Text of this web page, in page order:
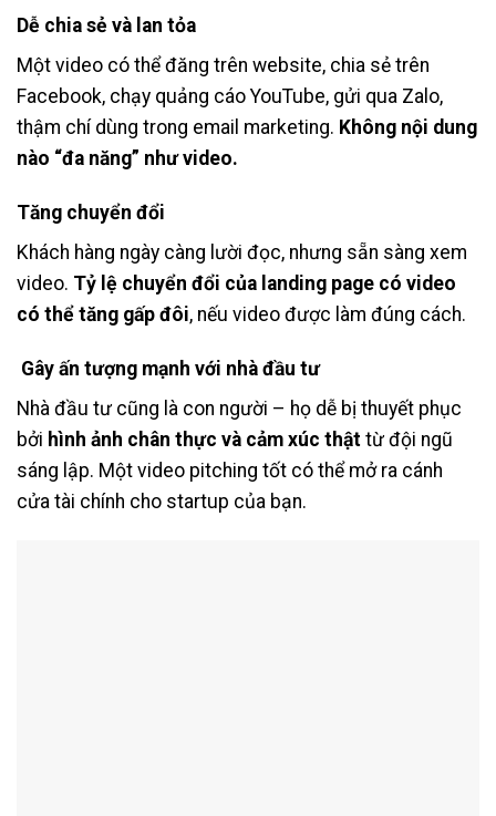
Dễ chia sẻ và lan tỏa
Một video có thể đăng trên website, chia sẻ trên
Facebook, chạy quảng cáo YouTube, gửi qua Zalo,
thậm chí dùng trong email marketing. Không nội dung
nào “đa năng” như video.
Tăng chuyển đổi
Khách hàng ngày càng lười đọc, nhưng sẵn sàng xem
video. Tỷ lệ chuyển đổi của landing page có video
có thể tăng gấp đôi, nếu video được làm đúng cách.
Gây ấn tượng mạnh với nhà đầu tư
Nhà đầu tư cũng là con người – họ dễ bị thuyết phục
bởi hình ảnh chân thực và cảm xúc thật từ đội ngũ
sáng lập. Một video pitching tốt có thể mở ra cánh
cửa tài chính cho startup của bạn.